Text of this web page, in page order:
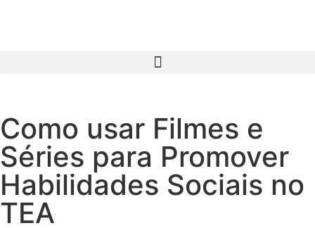
Como usar Filmes e
Séries para Promover
Habilidades Sociais no
TEA